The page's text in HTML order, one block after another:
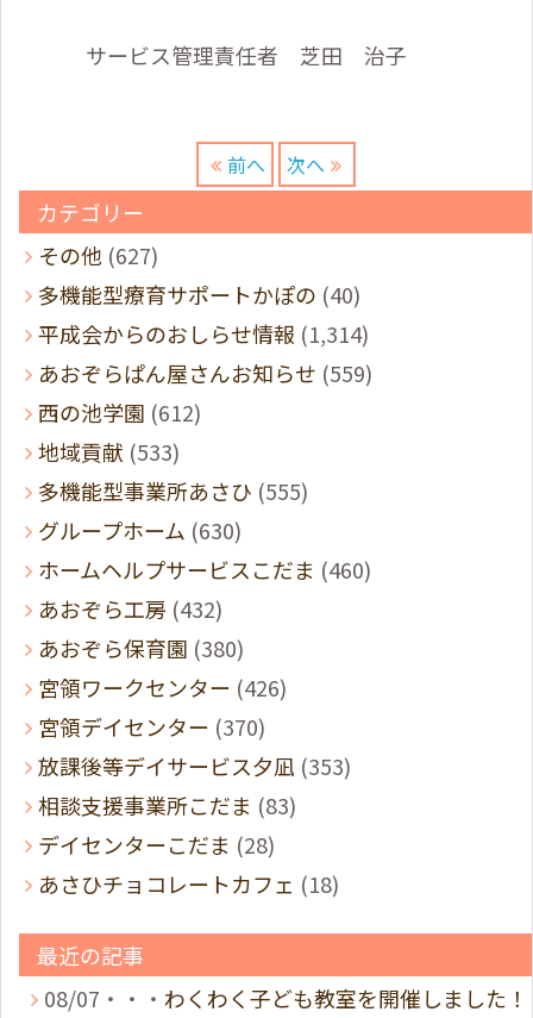
サービス管理責任者 芝田 治子
前へ 次へ
カテゴリー
その他 (627)
多機能型療育サポートかぽの (40)
平成会からのおしらせ情報 (1,314)
あおぞらぱん屋さんお知らせ (559)
西の池学園 (612)
地域貢献 (533)
多機能型事業所あさひ (555)
グループホーム (630)
ホームヘルプサービスこだま (460)
あおぞら工房 (432)
あおぞら保育園 (380)
宮領ワークセンター (426)
宮領デイセンター (370)
放課後等デイサービス夕凪 (353)
相談支援事業所こだま (83)
デイセンターこだま (28)
あさひチョコレートカフェ (18)
最近の記事
08/07・・・ わくわく子ども教室を開催しました！